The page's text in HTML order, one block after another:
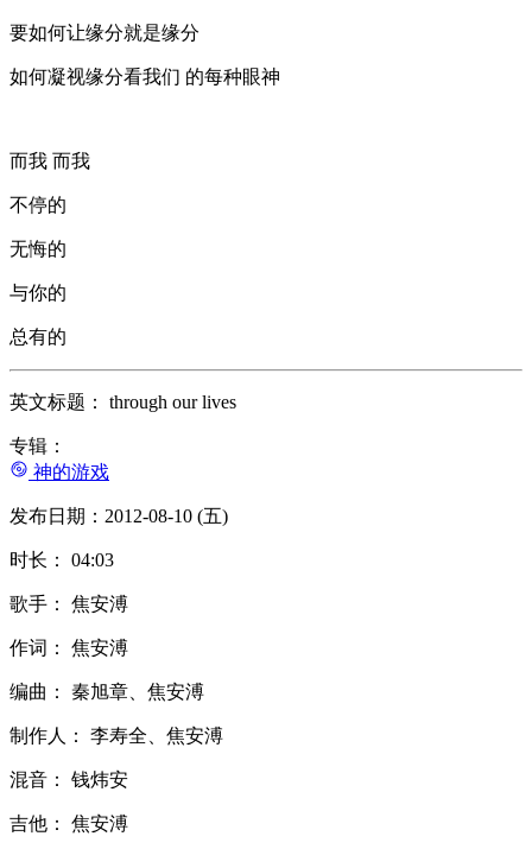
要如何让缘分就是缘分
如何凝视缘分看我们 的每种眼神
而我 而我
不停的
无悔的
与你的
总有的
英文标题： through our lives
专辑：
神的游戏
发布日期：2012-08-10 (五)
时长： 04:03
歌手： 焦安溥
作词： 焦安溥
编曲： 秦旭章、焦安溥
制作人： 李寿全、焦安溥
混音： 钱炜安
吉他： 焦安溥